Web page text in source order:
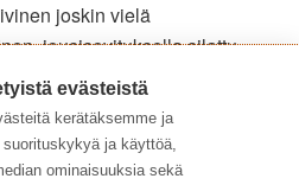
joskin vielä
jousisovituksella silattu
samaksi Randy
sävellykseksi kuin
Long Legs’. Komeimpiin
’Love Can Healin’
evästeistä
kerätäksemme ja
ja käyttöä,
ominaisuuksia sekä